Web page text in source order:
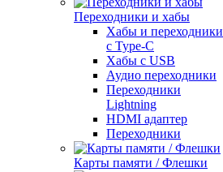
Переходники и хабы
Хабы и переходники
с Type-C
Хабы с USB
Аудио переходники
Переходники
Lightning
HDMI адаптер
Переходники
Карты памяти / Флешки